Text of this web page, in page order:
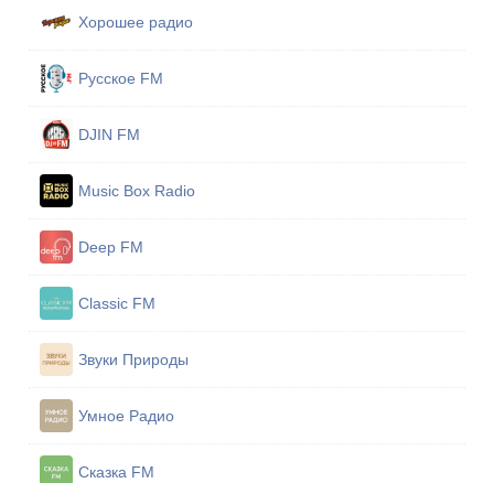
Хорошее радио
Русское FM
DJIN FM
Music Box Radio
Deep FM
Classic FM
Звуки Природы
Умное Радио
Сказка FM